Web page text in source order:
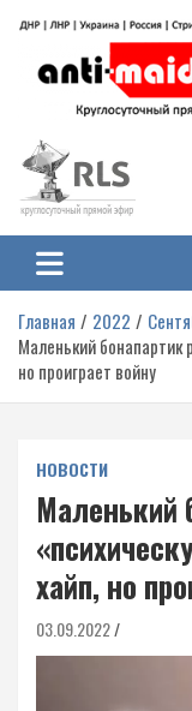
содержимому
на Украине
гражданской войне на
ЛНР и других регионах.
Главная 2022
Маленький бонапартик
но проиграет войну
НОВОСТИ
Маленький
хайп, но
03.09.2022